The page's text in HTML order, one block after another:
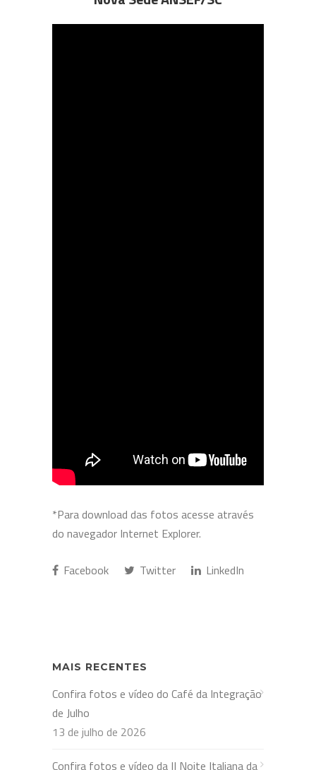
*Para download das fotos acesse através
do navegador Internet Explorer.
Facebook Twitter LinkedIn
MAIS RECENTES
Confira fotos e vídeo do Café da Integração
de Julho
13 de julho de 2026
Confira fotos e vídeo da II Noite Italiana da